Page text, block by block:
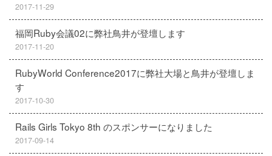
2017-11-29
福岡Ruby会議02に弊社鳥井が登壇します
2017-11-20
RubyWorld Conference2017に弊社大場と鳥井が登壇しま
す
2017-10-30
Rails Girls Tokyo 8th のスポンサーになりました
2017-09-14